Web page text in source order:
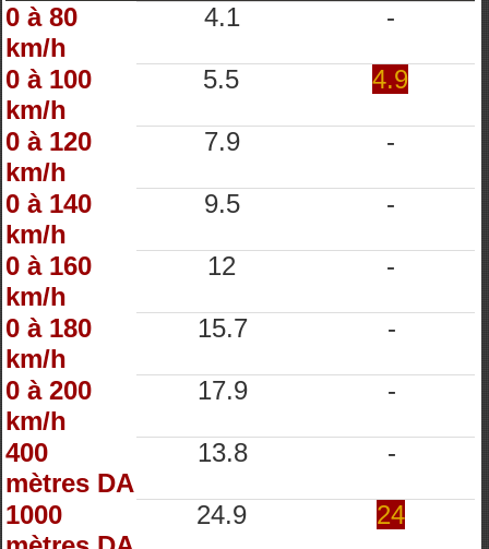
0 à 80
km/h
4.1 -
0 à 100
km/h
5.5 4.9
0 à 120
km/h
7.9 -
0 à 140
km/h
9.5 -
0 à 160
km/h
12 -
0 à 180
km/h
15.7 -
0 à 200
km/h
17.9 -
400
mètres DA
13.8 -
1000
24.9 24